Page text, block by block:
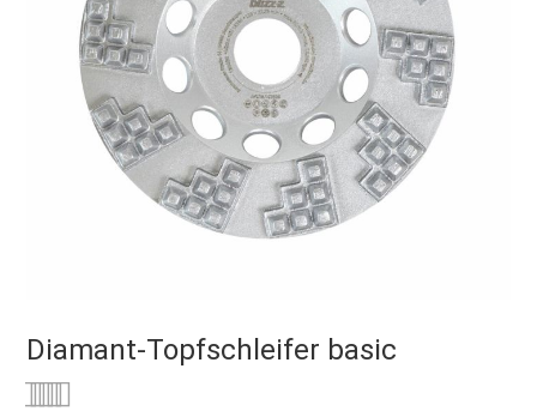
Diamant-Topfschleifer basic
Bewertung: